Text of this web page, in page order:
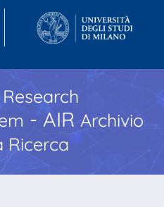
- AIR Archivio
Ricerca